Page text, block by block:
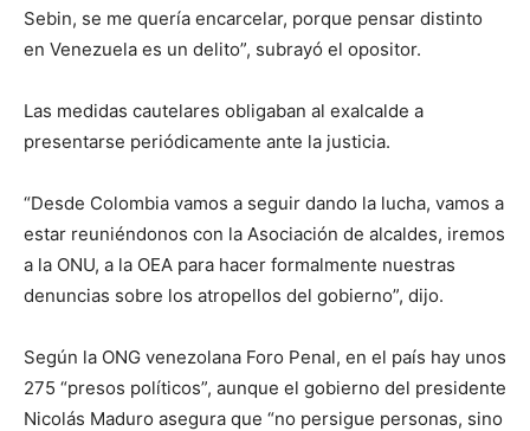
Sebin, se me quería encarcelar, porque pensar distinto
en Venezuela es un delito”, subrayó el opositor.
Las medidas cautelares obligaban al exalcalde a
presentarse periódicamente ante la justicia.
“Desde Colombia vamos a seguir dando la lucha, vamos a
estar reuniéndonos con la Asociación de alcaldes, iremos
a la ONU, a la OEA para hacer formalmente nuestras
denuncias sobre los atropellos del gobierno”, dijo.
Según la ONG venezolana Foro Penal, en el país hay unos
275 “presos políticos”, aunque el gobierno del presidente
Nicolás Maduro asegura que “no persigue personas, sino